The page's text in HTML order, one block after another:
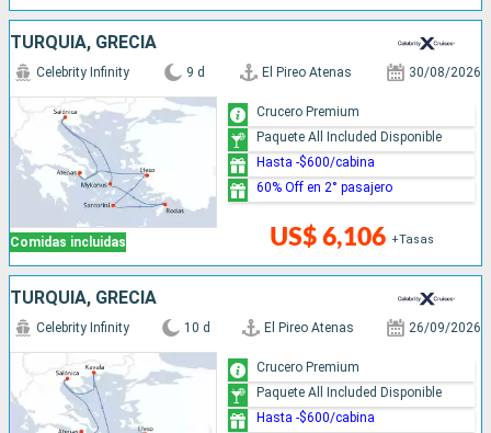
TURQUÍA, GRECIA
Comidas incluidas
Celebrity Infinity 9 d El Pireo Atenas 30/08/2026
US$ 6,106 +Tasas
Crucero Premium
Paquete All Included Disponible
Hasta -$600/cabina
60% Off en 2° pasajero
TURQUÍA, GRECIA
Celebrity Infinity 10 d El Pireo Atenas 26/09/2026
Crucero Premium
Paquete All Included Disponible
Hasta -$600/cabina